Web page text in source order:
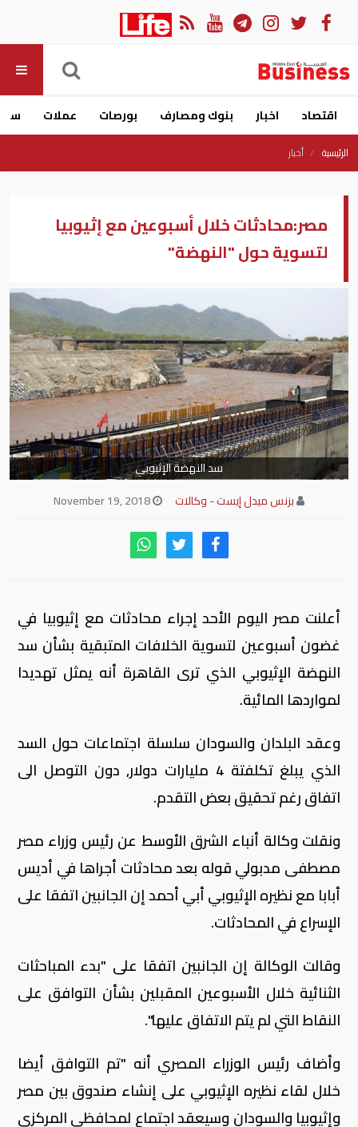
اقتصاد اخبار بنوك ومصارف بورصات عملات
الرئيسية أخبار
مصر:محادثات خلال أسبوعين مع إثيوبيا
لتسوية حول "النهضة"
سد النهضة الإثيوبي
بزنس ميدل إيست - وكالات
أعلنت مصر اليوم الأحد إجراء محادثات مع إثيوبيا في
غضون أسبوعين لتسوية الخلافات المتبقية بشأن سد
النهضة الإثيوبي الذي ترى القاهرة أنه يمثل تهديدا
لمواردها المائية.
وعقد البلدان والسودان سلسلة اجتماعات حول السد
الذي يبلغ تكلفتة 4 مليارات دولار, دون التوصل الى
اتفاق رغم تحقيق بعض التقدم.
ونقلت وكالة أنباء الشرق الأوسط عن رئيس وزراء مصر
مصطفى مدبولي قوله بعد محادثات أجراها في أديس
أبابا مع نظيره الإثيوبي أبي أحمد إن الجانبين اتفقا على
الإسراع في المحادثات.
وقالت الوكالة إن الجانبين اتفقا على "بدء المباحثات
الثنائية خلال الأسبوعين المقبلين بشأن التوافق على
النقاط التي لم يتم الاتفاق عليها".
وأضاف رئيس الوزراء المصري أنه "تم التوافق أيضا
خلال لقاء نظيره الإثيوبي على إنشاء صندوق بين مصر
وإثيوبيا والسودان وسيعقد اجتماع لمحافظي المركزي